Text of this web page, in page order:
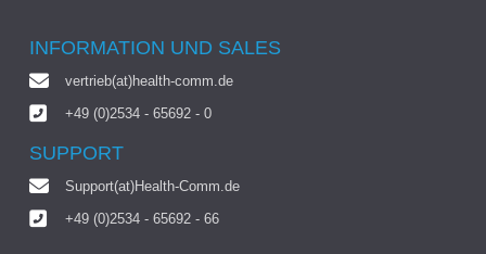
INFORMATION UND SALES
vertrieb(at)health-comm.de
+49 (0)2534 - 65692 - 0
SUPPORT
Support(at)Health-Comm.de
+49 (0)2534 - 65692 - 66